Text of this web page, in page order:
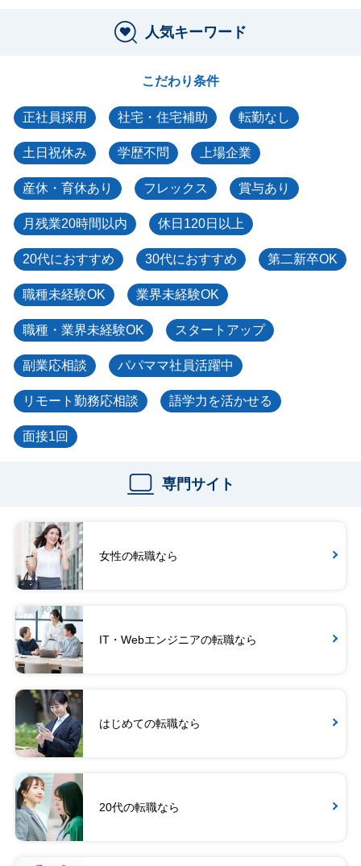
人気キーワード
こだわり条件
正社員採用 社宅・住宅補助 転勤なし
土日祝休み 学歴不問 上場企業
産休・育休あり フレックス 賞与あり
月残業20時間以内 休日120日以上
20代におすすめ 30代におすすめ 第二新卒OK
職種未経験OK 業界未経験OK
職種・業界未経験OK スタートアップ
副業応相談 パパママ社員活躍中
リモート勤務応相談 語学力を活かせる
面接1回
専門サイト
女性の転職なら
IT・Webエンジニアの転職なら
はじめての転職なら
20代の転職なら